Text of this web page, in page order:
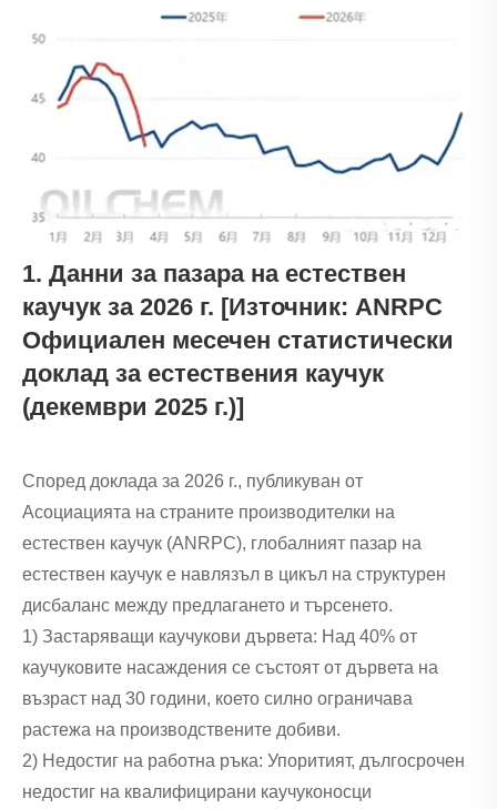
1. Данни за пазара на естествен
каучук за 2026 г. [Източник: ANRPC
Официален месечен статистически
доклад за естествения каучук
(декември 2025 г.)]
Според доклада за 2026 г., публикуван от
Асоциацията на страните производителки на
естествен каучук (ANRPC), глобалният пазар на
естествен каучук е навлязъл в цикъл на структурен
дисбаланс между предлагането и търсенето.
1) Застаряващи каучукови дървета: Над 40% от
каучуковите насаждения се състоят от дървета на
възраст над 30 години, което силно ограничава
растежа на производствените добиви.
2) Недостиг на работна ръка: Упоритият, дългосрочен
недостиг на квалифицирани каучуконосци